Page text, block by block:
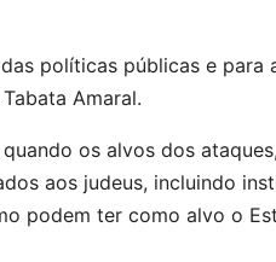
políticas públicas e para
Amaral.
os alvos dos
aos judeus, incluindo
podem ter como alvo o